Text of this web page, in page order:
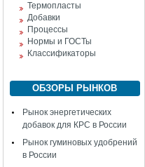
Термопласты
Добавки
Процессы
Нормы и ГОСТы
Классификаторы
ОБЗОРЫ РЫНКОВ
Рынок энергетических
добавок для КРС в России
Рынок гуминовых удобрений
в России